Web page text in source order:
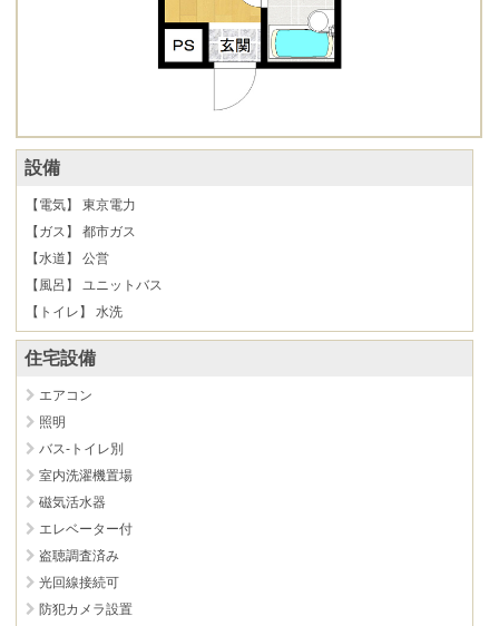
設備
【電気】 東京電力
【ガス】 都市ガス
【水道】 公営
【風呂】 ユニットバス
【トイレ】 水洗
住宅設備
エアコン
照明
バス-トイレ別
室内洗濯機置場
磁気活水器
エレベーター付
盗聴調査済み
光回線接続可
防犯カメラ設置